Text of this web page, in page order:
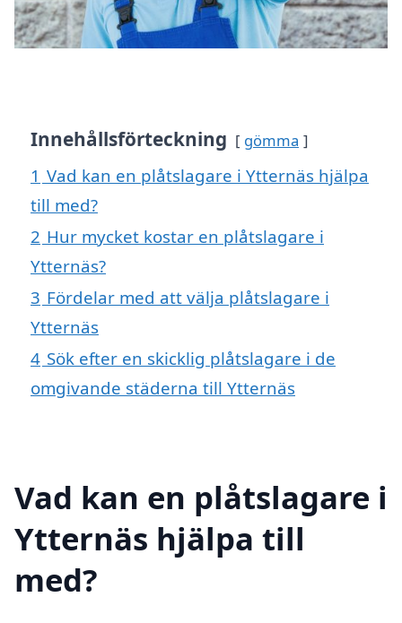
Innehållsförteckning gömma
1 Vad kan en plåtslagare i Ytternäs hjälpa
till med?
2 Hur mycket kostar en plåtslagare i
Ytternäs?
3 Fördelar med att välja plåtslagare i
Ytternäs
4 Sök efter en skicklig plåtslagare i de
omgivande städerna till Ytternäs
Vad kan en plåtslagare i
Ytternäs hjälpa till
med?